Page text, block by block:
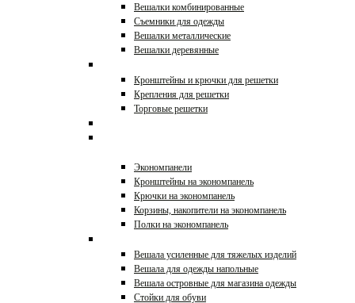
Вешалки комбинированные
Съемники для одежды
Вешалки металлические
Вешалки деревянные
Кронштейны и крючки для решетки
Крепления для решетки
Торговые решетки
Экономпанели
Кронштейны на экономпанель
Крючки на экономпанель
Корзины, накопители на экономпанель
Полки на экономпанель
Вешала усиленные для тяжелых изделий
Вешала для одежды напольные
Вешала островные для магазина одежды
Стойки для обуви